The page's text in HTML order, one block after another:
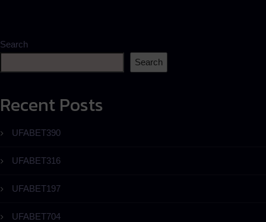
Search
Search
Recent Posts
UFABET390
UFABET316
UFABET197
UFABET704